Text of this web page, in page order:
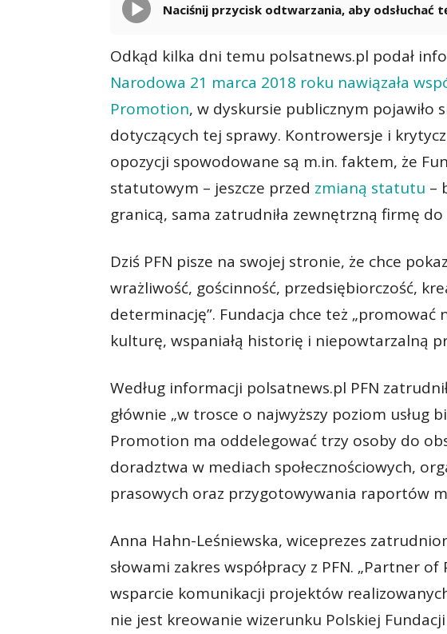
Naciśnij przycisk odtwarzania, aby odsłuchać
Odkąd kilka dni temu polsatnews.pl podał
Narodowa 21 marca 2018 roku nawiązała
Promotion, w dyskursie publicznym pojawiło
dotyczących tej sprawy. Kontrowersje i
opozycji spowodowane są m.in. faktem, że
statutowym – jeszcze przed zmianą statutu –
granicą, sama zatrudniła zewnętrzną firmę
Dziś PFN pisze na swojej stronie, że chce
wrażliwość, gościnność, przedsiębiorczość,
determinację”. Fundacja chce też „promować
kulturę, wspaniałą historię i niepowtarzalną
Według informacji polsatnews.pl PFN
głównie „w trosce o najwyższy poziom usług
Promotion ma oddelegować trzy osoby do
doradztwa w mediach społecznościowych,
prasowych oraz przygotowywania raportów
Anna Hahn-Leśniewska, wiceprezes
słowami zakres współpracy z PFN. „Partner
wsparcie komunikacji projektów
nie jest kreowanie wizerunku Polskiej